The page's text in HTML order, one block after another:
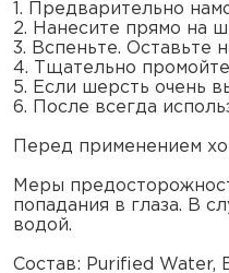
1. Предварительно
2. Нанесите прямо на
3. Вспеньте. Оставьте
4. Тщательно
5. Если шерсть очень
6. После всегда
Перед применением
Меры
попадания в глаза. В
водой.
Состав: Purified Water,